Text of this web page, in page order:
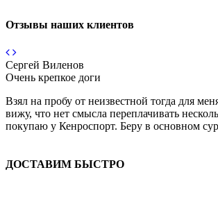
Отзывы наших клиентов
Сергей Виленов
Очень крепкое доги
Взял на пробу от неизвестной тогда для
вижу, что нет смысла переплачивать
покупаю у Кенроспорт. Беру в основном
ДОСТАВИМ БЫСТРО